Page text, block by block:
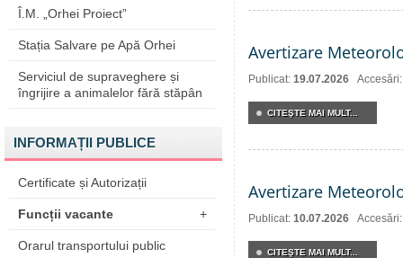
Î.M. „Orhei Proiect”
Stația Salvare pe Apă Orhei
Serviciul de supraveghere și
îngrijire a animalelor fără stăpân
INFORMAȚII PUBLICE
Certificate și Autorizații
Funcții vacante +
Orarul transportului public
Avertizare
Publicat: 19.07.2026
CITEŞTE MAI MULT...
Avertizare
Publicat: 10.07.2026
CITEŞTE MAI MULT...